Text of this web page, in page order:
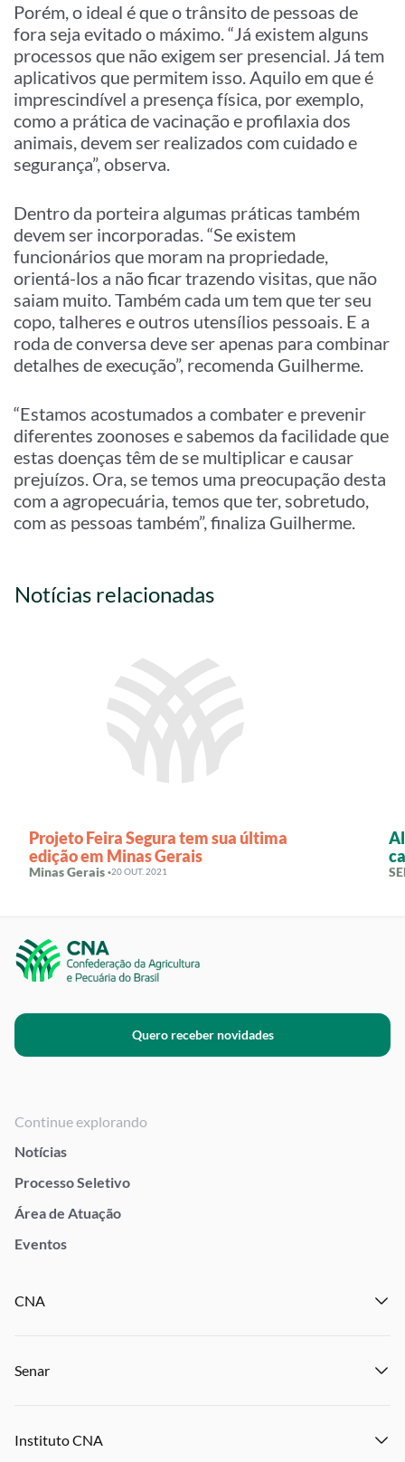
Porém, o ideal é que o trânsito de pessoas de
fora seja evitado o máximo. “Já existem alguns
processos que não exigem ser presencial. Já tem
aplicativos que permitem isso. Aquilo em que é
imprescindível a presença física, por exemplo,
como a prática de vacinação e profilaxia dos
animais, devem ser realizados com cuidado e
segurança”, observa.
Dentro da porteira algumas práticas também
devem ser incorporadas. “Se existem
funcionários que moram na propriedade,
orientá-los a não ficar trazendo visitas, que não
saiam muito. Também cada um tem que ter seu
copo, talheres e outros utensílios pessoais. E a
roda de conversa deve ser apenas para combinar
detalhes de execução”, recomenda Guilherme.
“Estamos acostumados a combater e prevenir
diferentes zoonoses e sabemos da facilidade que
estas doenças têm de se multiplicar e causar
prejuízos. Ora, se temos uma preocupação desta
com a agropecuária, temos que ter, sobretudo,
com as pessoas também”, finaliza Guilherme.
Notícias relacionadas
Projeto Feira Segura tem sua última
edição em Minas Gerais
Minas Gerais ·20 OUT. 2021
Quero receber novidades
Continue explorando
Notícias
Processo Seletivo
Área de Atuação
Eventos
CNA
Senar
Instituto CNA